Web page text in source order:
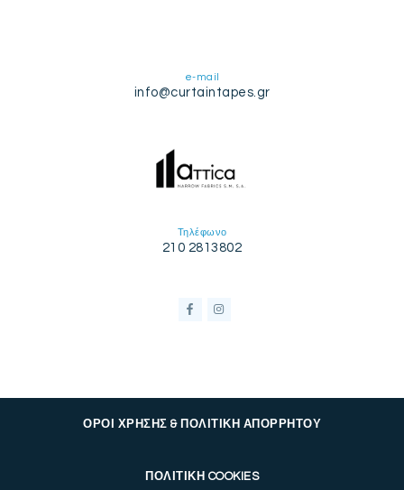
e-mail
info@curtaintapes.gr
Τηλέφωνο
210 2813802
ΟΡΟΙ ΧΡΗΣΗΣ & ΠΟΛΙΤΙΚΗ ΑΠΟΡΡΗΤΟΥ
ΠΟΛΙΤΙΚΗ COOKIES